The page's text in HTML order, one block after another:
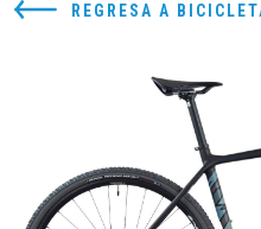
REGRESA A